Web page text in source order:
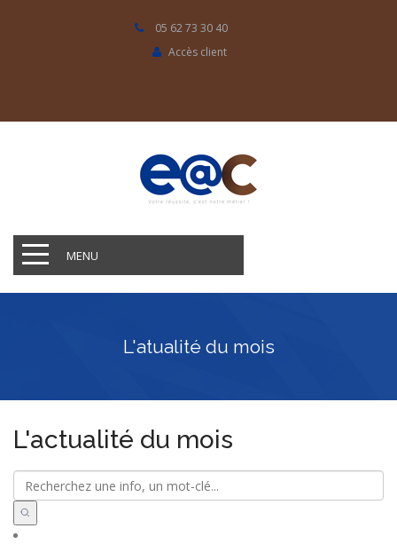
05 62 73 30 40
Accès client
MENU
L'atualité du mois
L'actualité du mois